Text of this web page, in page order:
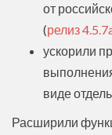
от
(релиз
ускорили
виде
Расширили